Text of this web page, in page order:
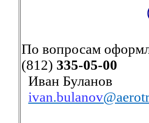
По вопросам
(812) 335-05-00
Иван Буланов
ivan.bulanov